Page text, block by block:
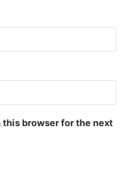
browser for the next